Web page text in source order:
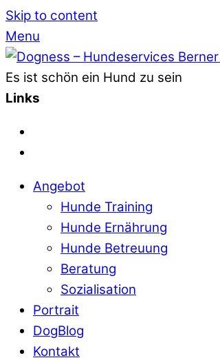
Skip to content
Menu
Es ist schön ein Hund zu sein
Links
Angebot
Hunde Training
Hunde Ernährung
Hunde Betreuung
Beratung
Sozialisation
Portrait
DogBlog
Kontakt